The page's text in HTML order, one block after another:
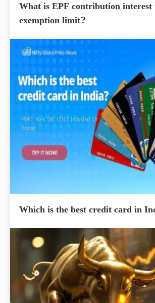
What is EPF contribution interest
exemption limit?
Which is the best credit card in